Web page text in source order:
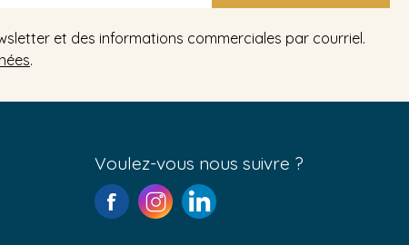
et des informations commerciales par courriel.
.
Voulez-vous nous suivre ?